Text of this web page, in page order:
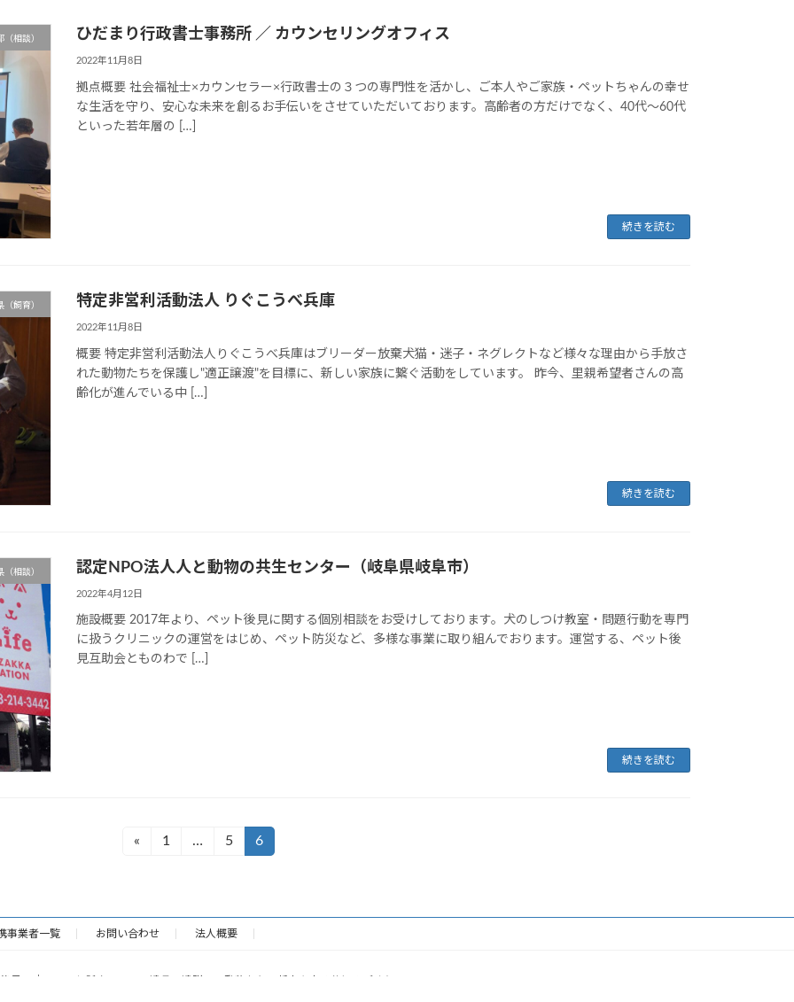
（相談） ひだまり行政書士事務所 ／ カウンセリングオフィス
2022年11月8日
拠点概要 社会福祉士×カウンセラー×行政書士の３つの専門性を活かし、ご本人やご家族・ペットちゃんの幸せ
な生活を守り、安心な未来を創るお手伝いをさせていただいております。高齢者の方だけでなく、40代～60代
といった若年層の […]
続きを読む
（飼育） 特定非営利活動法人 りぐこうべ兵庫
2022年11月8日
概要 特定非営利活動法人りぐこうべ兵庫はブリーダー放棄犬猫・迷子・ネグレクトなど様々な理由から手放さ
れた動物たちを保護し"適正譲渡"を目標に、新しい家族に繋ぐ活動をしています。 昨今、里親希望者さんの高
齢化が進んでいる中 […]
続きを読む
（相談） 認定NPO法人人と動物の共生センター（岐阜県岐阜市）
2022年4月12日
施設概要 2017年より、ペット後見に関する個別相談をお受けしております。犬のしつけ教室・問題行動を専門
に扱うクリニックの運営をはじめ、ペット防災など、多様な事業に取り組んでおります。運営する、ペット後
見互助会とものわで […]
続きを読む
«
固
1 …
固
ジ
5
固
6
事業者一覧 お問い合わせ 法人概要